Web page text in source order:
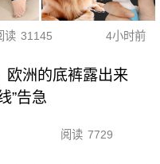
读 31145 4小时前
欧洲的底裤露出来
”告急
阅读 7729